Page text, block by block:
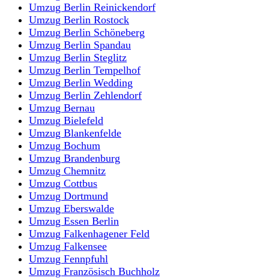
Umzug Berlin Reinickendorf
Umzug Berlin Rostock
Umzug Berlin Schöneberg
Umzug Berlin Spandau
Umzug Berlin Steglitz
Umzug Berlin Tempelhof
Umzug Berlin Wedding
Umzug Berlin Zehlendorf
Umzug Bernau
Umzug Bielefeld
Umzug Blankenfelde
Umzug Bochum
Umzug Brandenburg
Umzug Chemnitz
Umzug Cottbus
Umzug Dortmund
Umzug Eberswalde
Umzug Essen Berlin
Umzug Falkenhagener Feld
Umzug Falkensee
Umzug Fennpfuhl
Umzug Französisch Buchholz